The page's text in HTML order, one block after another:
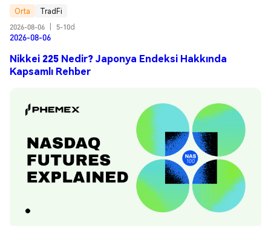
Orta
TradFi
2026-08-06
5-10d
2026-08-06
Nikkei 225 Nedir? Japonya Endeksi Hakkında
Kapsamlı Rehber